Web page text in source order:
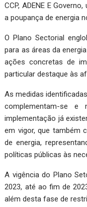
CCP, ADENE E
a poupança de energia
O Plano Sectorial
para as áreas da
ações concretas de
particular destaque às
As medidas
complementam-se
implementação já
em vigor, que também
de energia,
políticas públicas às
A vigência do Plano
2023, até ao fim de
além desta fase de